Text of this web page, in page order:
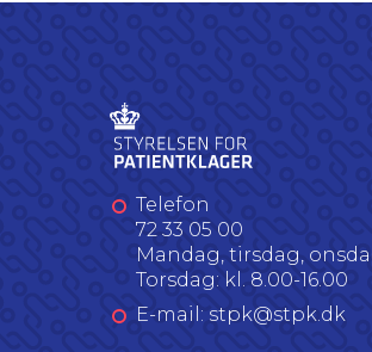
Telefon
72 33 05 00
Mandag, tirsdag,
Torsdag: kl. 8.00-16.00
E-mail: stpk@stpk.dk